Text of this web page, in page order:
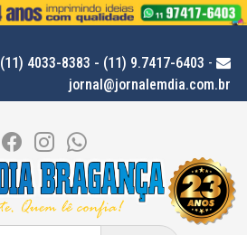
(11) 4033-8383 - (11) 9.7417-6403 -
jornal@jornalemdia.com.br